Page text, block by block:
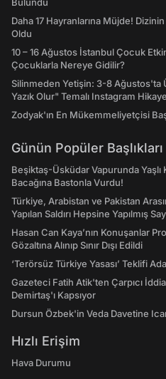
Daha 17 Hayranlarına Müjde!
Oldu
10 – 16 Ağustos İstanbul Çocuk
Çocuklarla Nereye Gidilir?
Silinmeden Yetişin: 3-8 Ağustos'ta
Yazık Olur" Temalı Instagram
Zodyak'ın En Mükemmeliyetçisi
Günün Popüler Başlıkları
Beşiktaş-Üsküdar Vapurunda Yaşlı
Bacağına Bastonla Vurdu!
Türkiye, Arabistan ve Pakistan
Yapılan Saldırı Hepsine Yapılmış
Hasan Can Kaya’nın Konuşanlar
Gözaltına Alınıp Sınır Dışı Edildi
‘Terörsüz Türkiye Yasası’ Teklifi
Gazeteci Fatih Atik'ten Çarpıcı
Demirtaş'ı Kapsıyor
Dursun Özbek'in Veda Davetine
Hızlı Erişim
Hava Durumu